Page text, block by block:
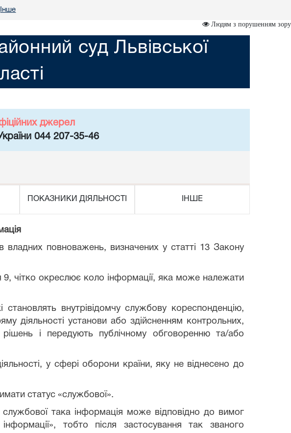
Інше
Людям з порушенням зору
суд Львівської
джерел
044 207-35-46
ПОКАЗНИКИ ДІЯЛЬНОСТІ ІНШЕ
повноважень, визначених у статті 13 Закону
9, чітко окреслює коло інформації, яка може належати
внутрівідомчу службову кореспонденцію,
діяльності установи або здійсненням контрольних,
і передують публічному обговоренню та/або
у сфері оборони країни, яку не віднесено до
статус «службової».
така інформація може відповідно до вимог
тобто після застосування так званого